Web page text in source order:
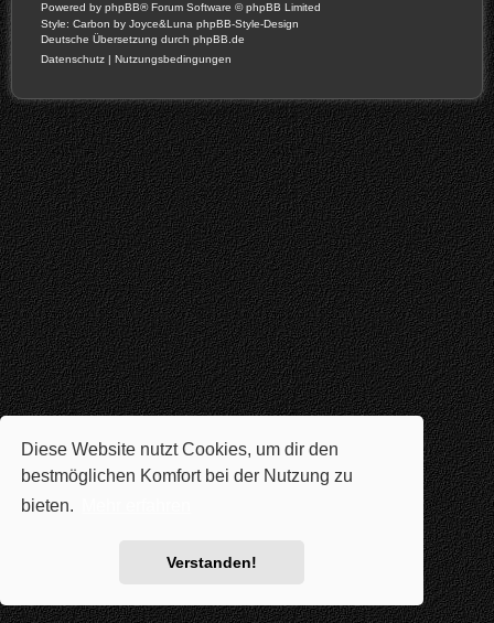
Diese Website nutzt Cookies, um dir den
bestmöglichen Komfort bei der Nutzung zu
bieten.
Verstanden!
Powered by phpBB® Forum Software © phpBB Limited
Style: Carbon by Joyce&Luna phpBB-Style-Design
Deutsche Übersetzung durch phpBB.de
Datenschutz | Nutzungsbedingungen